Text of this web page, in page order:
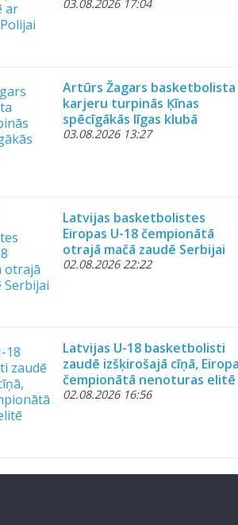
03.08.2026 17:04
Artūrs Žagars basketbolista
karjeru turpinās Ķīnas
spēcīgākās līgas klubā
03.08.2026 13:27
Latvijas basketbolistes
Eiropas U-18 čempionātā
otrajā mačā zaudē Serbijai
02.08.2026 22:22
Latvijas U-18 basketbolisti
zaudē izšķirošajā cīņā,
čempionātā nenoturas elitē
02.08.2026 16:56